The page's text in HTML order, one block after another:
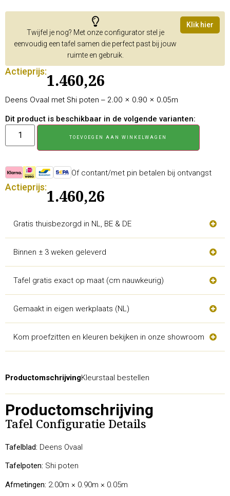
Twijfel je nog? Met onze configurator stel je
eenvoudig een tafel samen die perfect past bij jouw
ruimte en gebruik.
Klik hier
Actieprijs:
1.460,26
Deens Ovaal met Shi poten – 2.00 × 0.90 × 0.05m
Dit product is beschikbaar in de volgende varianten:
TOEVOEGEN AAN WINKELWAGEN
Of contant/met pin betalen bij ontvangst
Actieprijs:
1.460,26
Gratis thuisbezorgd in NL, BE & DE
Binnen ± 3 weken geleverd
Tafel gratis exact op maat (cm nauwkeurig)
Gemaakt in eigen werkplaats (NL)
Kom proefzitten en kleuren bekijken in onze showroom
ProductomschrijvingKleurstaal bestellen
Productomschrijving
Tafel Configuratie Details
Tafelblad: Deens Ovaal
Tafelpoten: Shi poten
Afmetingen: 2.00m × 0.90m × 0.05m